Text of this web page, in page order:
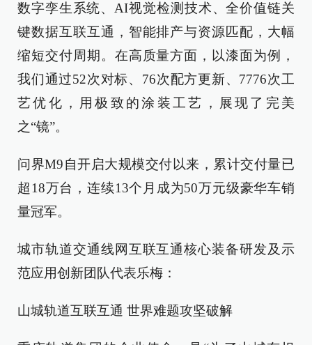
数字孪生系统、AI视觉检测技术、全价值链关
键数据互联互通，智能排产与资源匹配，大幅
缩短交付周期。在高质量方面，以漆面为例，
我们通过52次对标、76次配方更新、7776次工
艺优化，用极致的涂装工艺，展现了完美
之“镜”。
问界M9自开启大规模交付以来，累计交付量已
超18万台，连续13个月成为50万元级豪华车销
量冠军。
城市轨道交通线网互联互通核心装备研发及示
范应用创新团队代表乐梅：
山城轨道互联互通 世界难题攻坚破解